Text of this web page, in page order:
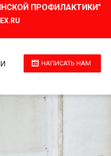
ПРОФИЛАКТИКИ"
НАПИСАТЬ НАМ